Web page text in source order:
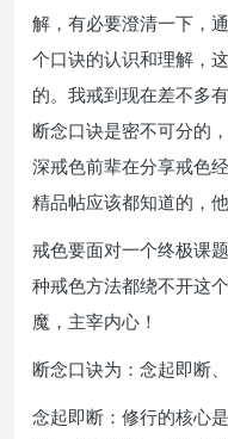
解，有必要澄清一下，
个口诀的认识和理解，
的。我戒到现在差不多
断念口诀是密不可分的
深戒色前辈在分享戒色
精品帖应该都知道的，
戒色要面对一个终极课
种戒色方法都绕不开这
魔，主宰内心！
断念口诀为：念起即断
念起即断：修行的核心